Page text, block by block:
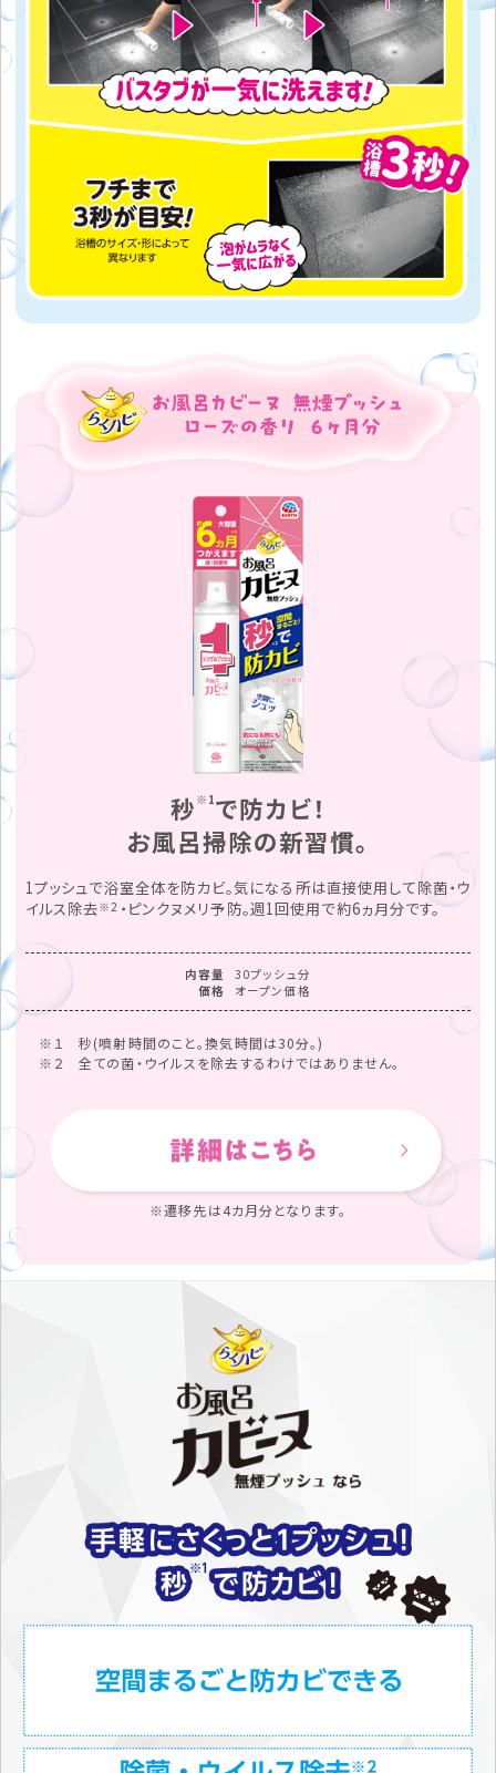
秒 ※1で防カビ！
お風呂掃除の新習慣。
1プッシュで浴室全体を防カビ。気になる所は直接使用して除菌・ウ
イルス除去※2 ・ピンクヌメリ予防。週1回使用で約6ヵ月分です。
内容量
30プッシュ分
価格
オープン価格
※１ 秒(噴射時間のこと。換気時間は30分。)
※２ 全ての菌・ウイルスを除去するわけではありません。
※遷移先は4カ月分となります。